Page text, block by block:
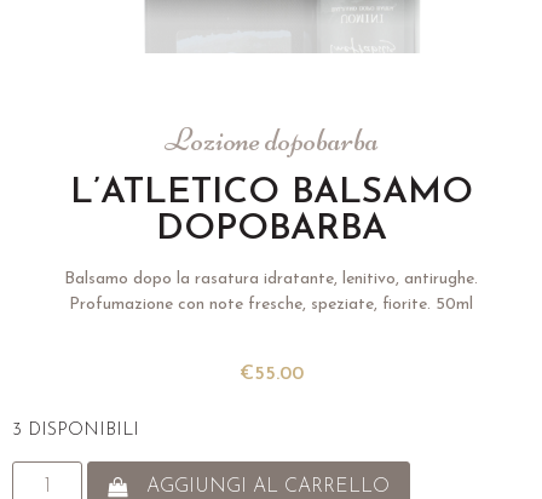
Lozione dopobarba
L’ATLETICO BALSAMO
DOPOBARBA
Balsamo dopo la rasatura idratante, lenitivo, antirughe.
Profumazione con note fresche, speziate, fiorite. 50ml
€55.00
3 DISPONIBILI
AGGIUNGI AL CARRELLO